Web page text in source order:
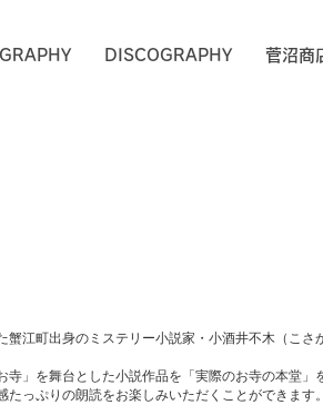
DISCOGRAPHY 菅沼商
蟹江町出身のミステリー小説家・小酒井不木（こ
寺」を舞台とした小説作品を「実際のお寺の本堂」
っぷりの朗読をお楽しみいただくことができます。